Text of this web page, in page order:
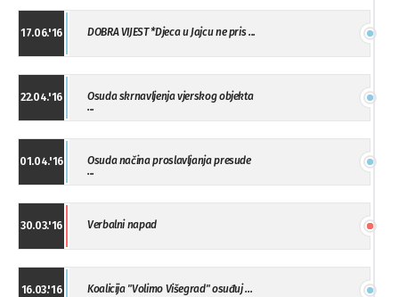
17.06.'16 DOBRA VIJEST *Djeca u Jajcu ne pris ...
22.04.'16
Osuda skrnavljenja vjerskog objekta
...
01.04.'16
Osuda načina proslavljanja presude
...
30.03.'16 Verbalni napad
16.03.'16 Koalicija "Volimo Višegrad" osuđuj ...